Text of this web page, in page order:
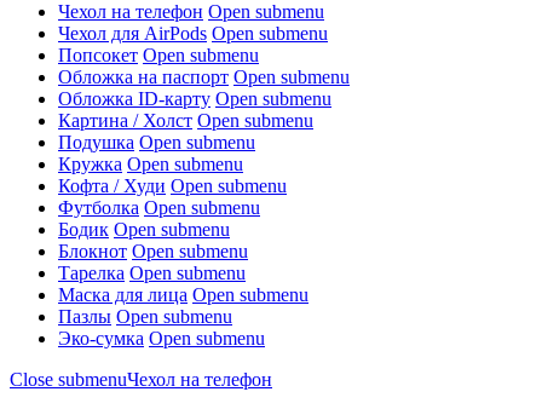
Чехол на телефон Open submenu
Чехол для AirPods Open submenu
Попсокет Open submenu
Обложка на паспорт Open submenu
Обложка ID-карту Open submenu
Картина / Холст Open submenu
Подушка Open submenu
Кружка Open submenu
Кофта / Худи Open submenu
Футболка Open submenu
Бодик Open submenu
Блокнот Open submenu
Тарелка Open submenu
Маска для лица Open submenu
Пазлы Open submenu
Эко-сумка Open submenu
Close submenuЧехол на телефон